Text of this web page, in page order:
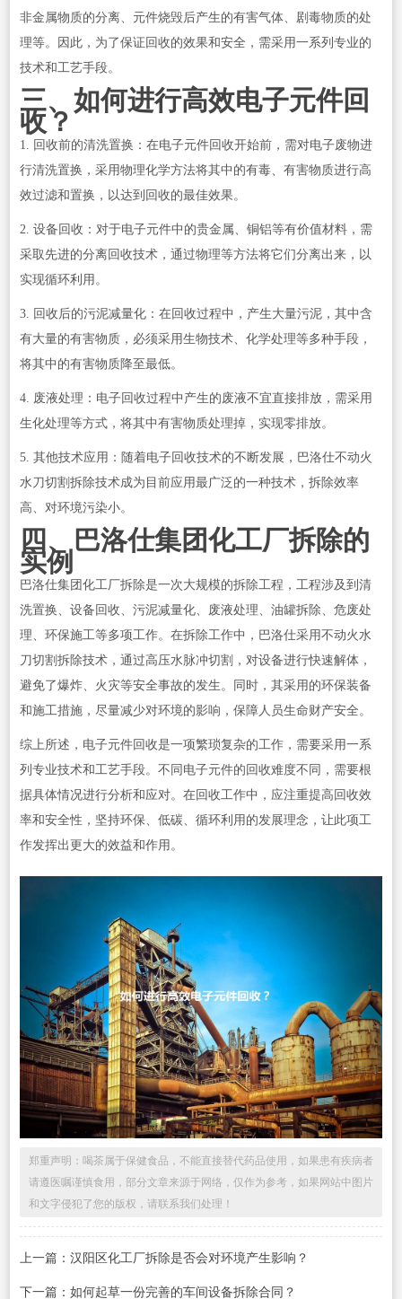
非金属物质的分离、元件烧毁后产生的有害气体、剧毒物质的处
理等。因此，为了保证回收的效果和安全，需采用一系列专业的
技术和工艺手段。
三、如何进行高效电子元件回
收？
1. 回收前的清洗置换：在电子元件回收开始前，需对电子废物进
行清洗置换，采用物理化学方法将其中的有毒、有害物质进行高
效过滤和置换，以达到回收的最佳效果。
2. 设备回收：对于电子元件中的贵金属、铜铝等有价值材料，需
采取先进的分离回收技术，通过物理等方法将它们分离出来，以
实现循环利用。
3. 回收后的污泥减量化：在回收过程中，产生大量污泥，其中含
有大量的有害物质，必须采用生物技术、化学处理等多种手段，
将其中的有害物质降至最低。
4. 废液处理：电子回收过程中产生的废液不宜直接排放，需采用
生化处理等方式，将其中有害物质处理掉，实现零排放。
5. 其他技术应用：随着电子回收技术的不断发展，巴洛仕不动火
水刀切割拆除技术成为目前应用最广泛的一种技术，拆除效率
高、对环境污染小。
四、巴洛仕集团化工厂拆除的
实例
巴洛仕集团化工厂拆除是一次大规模的拆除工程，工程涉及到清
洗置换、设备回收、污泥减量化、废液处理、油罐拆除、危废处
理、环保施工等多项工作。在拆除工作中，巴洛仕采用不动火水
刀切割拆除技术，通过高压水脉冲切割，对设备进行快速解体，
避免了爆炸、火灾等安全事故的发生。同时，其采用的环保装备
和施工措施，尽量减少对环境的影响，保障人员生命财产安全。
综上所述，电子元件回收是一项繁琐复杂的工作，需要采用一系
列专业技术和工艺手段。不同电子元件的回收难度不同，需要根
据具体情况进行分析和应对。在回收工作中，应注重提高回收效
率和安全性，坚持环保、低碳、循环利用的发展理念，让此项工
作发挥出更大的效益和作用。
郑重声明：喝茶属于保健食品，不能直接替代药品使用，如果患有疾病者
请遵医嘱谨慎食用，部分文章来源于网络，仅作为参考，如果网站中图片
和文字侵犯了您的版权，请联系我们处理！
上一篇：汉阳区化工厂拆除是否会对环境产生影响？
下一篇：如何起草一份完善的车间设备拆除合同？